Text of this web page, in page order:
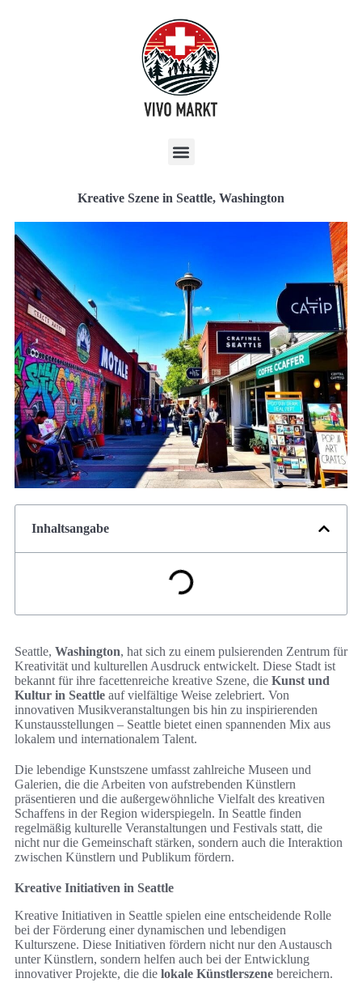
Kreative Szene in Seattle, Washington
Inhaltsangabe
Seattle, Washington, hat sich zu einem pulsierenden Zentrum für
Kreativität und kulturellen Ausdruck entwickelt. Diese Stadt ist
bekannt für ihre facettenreiche kreative Szene, die Kunst und
Kultur in Seattle auf vielfältige Weise zelebriert. Von
innovativen Musikveranstaltungen bis hin zu inspirierenden
Kunstausstellungen – Seattle bietet einen spannenden Mix aus
lokalem und internationalem Talent.
Die lebendige Kunstszene umfasst zahlreiche Museen und
Galerien, die die Arbeiten von aufstrebenden Künstlern
präsentieren und die außergewöhnliche Vielfalt des kreativen
Schaffens in der Region widerspiegeln. In Seattle finden
regelmäßig kulturelle Veranstaltungen und Festivals statt, die
nicht nur die Gemeinschaft stärken, sondern auch die Interaktion
zwischen Künstlern und Publikum fördern.
Kreative Initiativen in Seattle
Kreative Initiativen in Seattle spielen eine entscheidende Rolle
bei der Förderung einer dynamischen und lebendigen
Kulturszene. Diese Initiativen fördern nicht nur den Austausch
unter Künstlern, sondern helfen auch bei der Entwicklung
innovativer Projekte, die die lokale Künstlerszene bereichern.